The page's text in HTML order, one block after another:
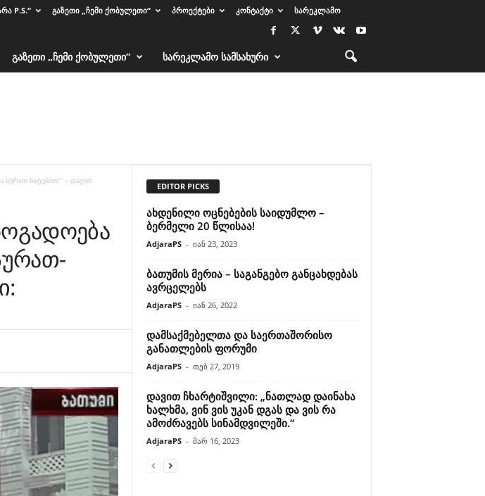
P.S.“ ᲒᲐᲖᲔᲗᲘ „ᲩᲔᲛᲘ ᲥᲝᲑᲣᲚᲔᲗᲘ“ ᲞᲠᲝᲔᲥᲢᲔᲑᲘ ᲙᲝᲜᲢᲐᲥᲢᲘ ᲡᲐᲠᲔᲙᲚᲐᲛᲝ
ᲒᲐᲖᲔᲗᲘ „ᲩᲔᲛᲘ ᲥᲝᲑᲣᲚᲔᲗᲘ“ ᲡᲐᲠᲔᲙᲚᲐᲛᲝ ᲡᲐᲛᲡᲐᲮᲣᲠᲘ
ხატებით!” – დავით
EDITOR PICKS
ახდენილი ოცნებების საიდუმლო –
ბერმელი 20 წლისაა!
AdjaraPS - იან 23, 2023
ბათუმის მერია – საგანგებო განცახდებას
ავრცელებს
AdjaraPS - იან 26, 2022
დამსაქმებელთა და საერთაშორისო
განათლების ფორუმი
AdjaraPS - თებ 27, 2019
დავით ჩხარტიშვილი: „ნათლად დაინახა
ხალხმა, ვინ ვის უკან დგას და ვის რა
ამოძრავებს სინამდვილეში.“
AdjaraPS - მარ 16, 2023